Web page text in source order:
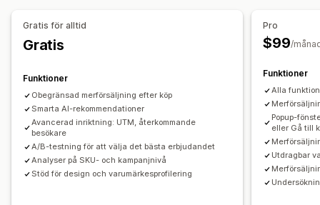
Popup-fönster
Dra och släpp-redigerare
Flera språk
Erbjudanden och rekommendationer
Leveransförsäkring Gratis gåvor
Presentinslagning
Fri frakt Produkttillägg
Produktrekommendationer
Sådant som ofta köps tillsammans
Paket
Stegvisa mängdrabatter
Volymrabatter
Gratis för alltid
Gratis
Funktioner
Obegränsad merförsäljning efter köp
Smarta AI-rekommendationer
Avancerad inriktning: UTM, återkommande
besökare
A/B-testning för att välja det bästa erbjudandet
Analyser på SKU- och kampanjnivå
Stöd för design och varumärkesprofilering
Pro
$99/
Funktioner
Alla
Popup-
eller Gå till
Utdragbar